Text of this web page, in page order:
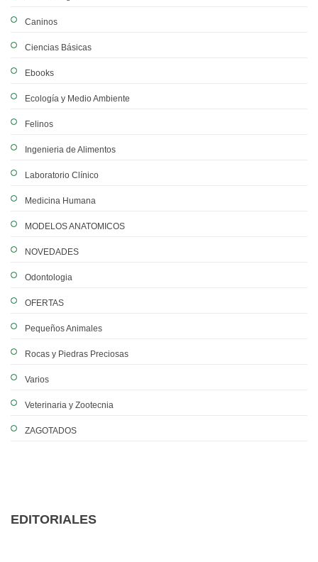
Caninos
Ciencias Básicas
Ebooks
Ecología y Medio Ambiente
Felinos
Ingenieria de Alimentos
Laboratorio Clínico
Medicina Humana
MODELOS ANATOMICOS
NOVEDADES
Odontologia
OFERTAS
Pequeños Animales
Rocas y Piedras Preciosas
Varios
Veterinaria y Zootecnia
ZAGOTADOS
EDITORIALES